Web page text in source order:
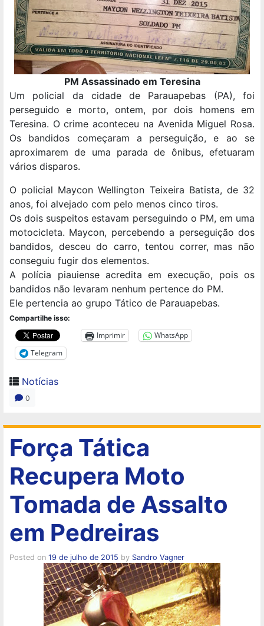
PM Assassinado em Teresina
Um policial da cidade de Parauapebas (PA), foi
perseguido e morto, ontem, por dois homens em
Teresina. O crime aconteceu na Avenida Miguel Rosa.
Os bandidos começaram a perseguição, e ao se
aproximarem de uma parada de ônibus, efetuaram
vários disparos.
O policial Maycon Wellington Teixeira Batista, de 32
anos, foi alvejado com pelo menos cinco tiros.
Os dois suspeitos estavam perseguindo o PM, em uma
motocicleta. Maycon, percebendo a perseguição dos
bandidos, desceu do carro, tentou correr, mas não
conseguiu fugir dos elementos.
A polícia piauiense acredita em execução, pois os
bandidos não levaram nenhum pertence do PM.
Ele pertencia ao grupo Tático de Parauapebas.
Compartilhe isso:
Imprimir
WhatsApp
Telegram
Notícias
0
Força Tática
Recupera Moto
Tomada de Assalto
em Pedreiras
Posted on 19 de julho de 2015 by Sandro Vagner